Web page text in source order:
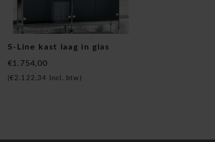
S-Line kast laag in glas
€1.754,00
€2.122,34 Incl. btw)